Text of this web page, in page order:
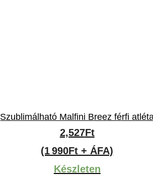
Szublimálható Malfini Breez férfi
2,527Ft
(1 990Ft + ÁFA)
Készleten